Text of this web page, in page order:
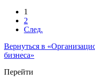
1
2
След.
Вернуться в
бизнеса»
Перейти